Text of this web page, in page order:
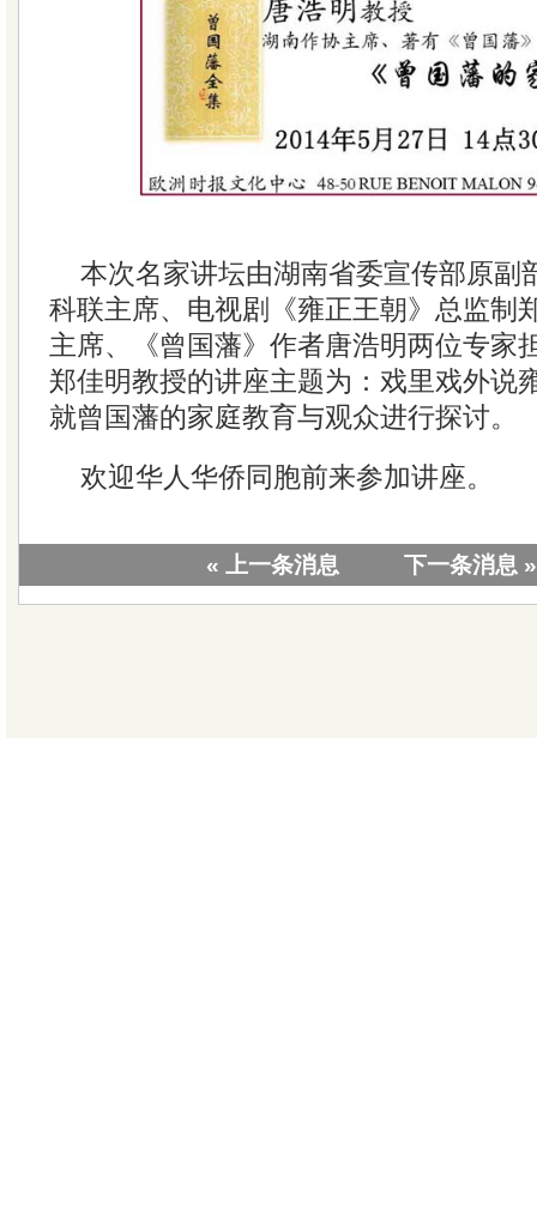
本次名家讲坛由湖南省委宣传部原副
科联主席、电视剧《雍正王朝》总监制
主席、《曾国藩》作者唐浩明两位专家
郑佳明教授的讲座主题为：戏里戏外说
就曾国藩的家庭教育与观众进行探讨。
欢迎华人华侨同胞前来参加讲座。
« 上一条消息 下一条消息 »